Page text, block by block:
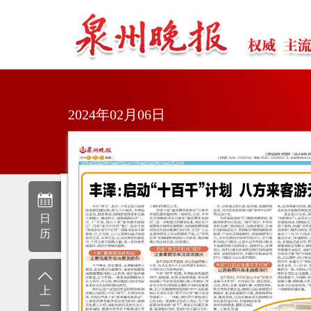
日
历
上
一
2024年02月06日